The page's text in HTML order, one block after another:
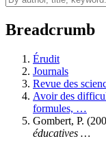
Breadcrumb
Érudit
Journals
Revue des
Avoir des
formules, …
Gombert, P.
éducatives …